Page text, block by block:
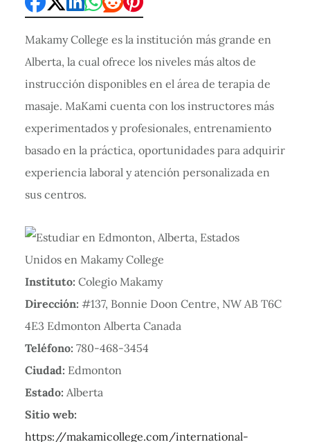
Makamy College es la institución más grande en
Alberta, la cual ofrece los niveles más altos de
instrucción disponibles en el área de terapia de
masaje. MaKami cuenta con los instructores más
experimentados y profesionales, entrenamiento
basado en la práctica, oportunidades para adquirir
experiencia laboral y atención personalizada en
sus centros.
Instituto: Colegio Makamy
Dirección: #137, Bonnie Doon Centre, NW AB T6C
4E3 Edmonton Alberta Canada
Teléfono: 780-468-3454
Ciudad: Edmonton
Estado: Alberta
Sitio web:
https://makamicollege.com/international-